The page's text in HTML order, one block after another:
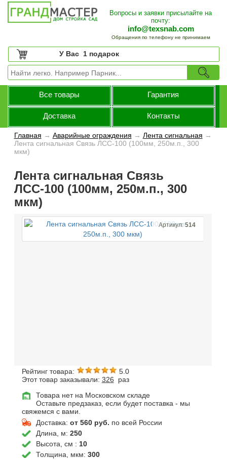
Вопросы и заявки присылайте на
почту:
info@texsnab.com
Обращения по телефону не принимаем
У Вас 1 подарок
Все товары Гарантия
Доставка Контакты
Главная → Аварийные ограждения → Лента сигнальная →
Лента сигнальная Связь ЛСС-100 (100мм, 250м.п., 300
мкм)
Лента сигнальная Связь
ЛСС-100 (100мм, 250м.п., 300
мкм)
Артикул:514
Рейтинг товара:
5.0
Этот товар заказывали: 326 раз
Товара нет на Московском складе
Оставьте предзаказ, если будет поставка - мы
свяжемся с вами.
Доставка: от 560 руб. по всей России
Длина, м: 250
Высота, см : 10
Толщина, мкм: 300